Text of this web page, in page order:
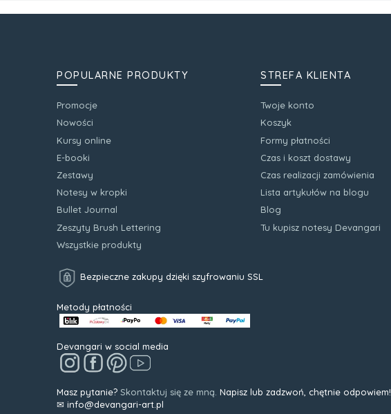
POPULARNE PRODUKTY
Promocje
Nowości
Kursy online
E-booki
Zestawy
Notesy w kropki
Bullet Journal
Zeszyty Brush Lettering
Wszystkie produkty
STREFA KLIENTA
Twoje konto
Koszyk
Formy płatności
Czas i koszt dostawy
Czas realizacji zamówienia
Lista artykułów na blogu
Blog
Tu kupisz notesy Devangari
Bezpieczne zakupy dzięki szyfrowaniu SSL
Metody płatności
Devangari w social media
Masz pytanie? Skontaktuj się ze mną. Napisz lub zadzwoń, chętnie odpowiem!
✉ info@devangari-art.pl